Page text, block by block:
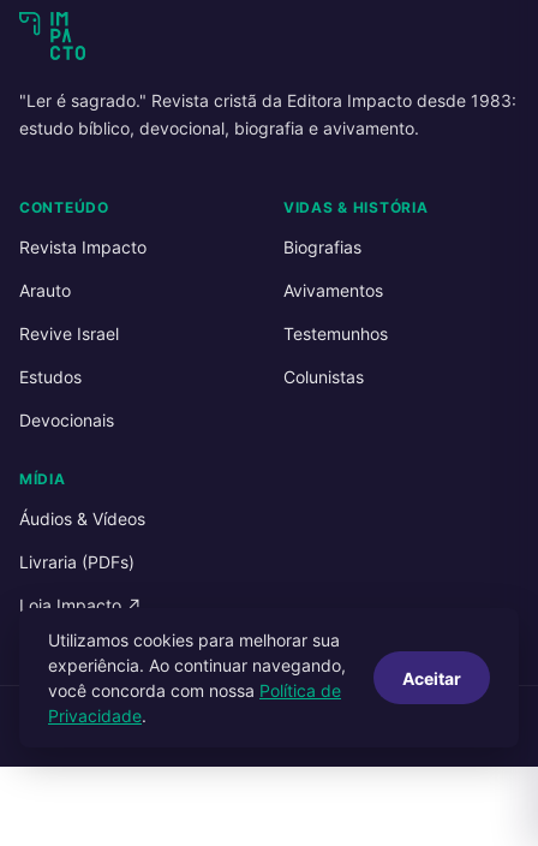
"Ler é sagrado." Revista cristã da Editora Impacto desde 1983:
estudo bíblico, devocional, biografia e avivamento.
CONTEÚDO
Revista Impacto
Arauto
Revive Israel
Estudos
Devocionais
VIDAS & HISTÓRIA
Biografias
Avivamentos
Testemunhos
Colunistas
MÍDIA
Áudios & Vídeos
Livraria (PDFs)
Loja Impacto ↗
© 2026 Impacto Publicações. Todos os direitos reservados.
Utilizamos cookies para melhorar sua
experiência. Ao continuar navegando,
você concorda com nossa Política de
Privacidade.
Aceitar